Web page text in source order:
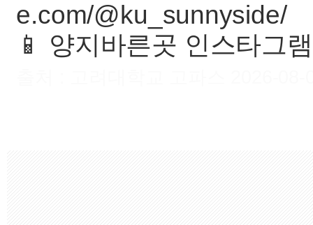
e.com/@ku_sunnyside/
📱 양지바른곳 인스타그